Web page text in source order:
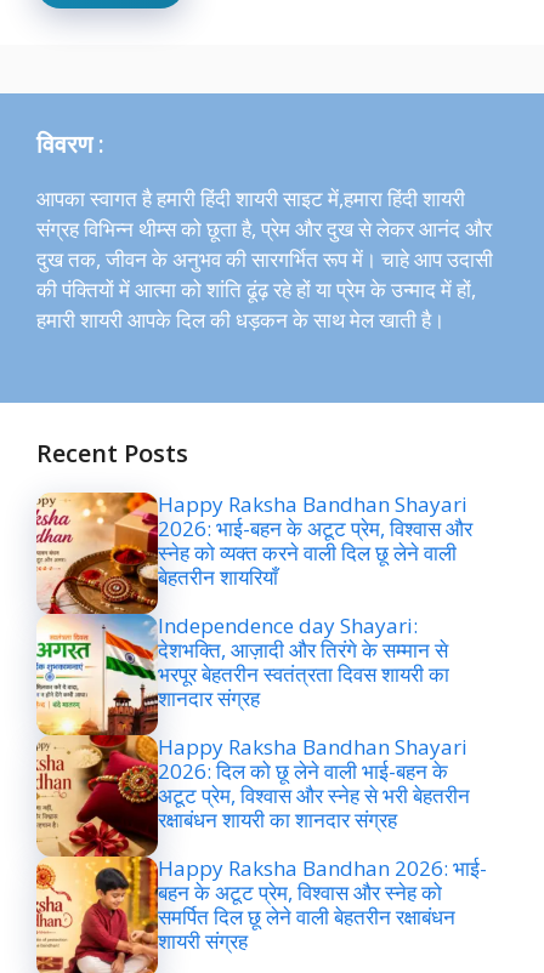
विवरण :
आपका स्वागत है हमारी हिंदी शायरी साइट में,हमारा हिंदी शायरी
संग्रह विभिन्न थीम्स को छूता है, प्रेम और दुख से लेकर आनंद और
दुख तक, जीवन के अनुभव की सारगर्भित रूप में। चाहे आप उदासी
की पंक्तियों में आत्मा को शांति ढूंढ़ रहे हों या प्रेम के उन्माद में हों,
हमारी शायरी आपके दिल की धड़कन के साथ मेल खाती है।
Recent Posts
Happy Raksha Bandhan Shayari
2026: भाई-बहन के अटूट प्रेम, विश्वास और
स्नेह को व्यक्त करने वाली दिल छू लेने वाली
बेहतरीन शायरियाँ
Independence day Shayari:
देशभक्ति, आज़ादी और तिरंगे के सम्मान से
भरपूर बेहतरीन स्वतंत्रता दिवस शायरी का
शानदार संग्रह
Happy Raksha Bandhan Shayari
2026: दिल को छू लेने वाली भाई-बहन के
अटूट प्रेम, विश्वास और स्नेह से भरी बेहतरीन
रक्षाबंधन शायरी का शानदार संग्रह
Happy Raksha Bandhan 2026: भाई-
बहन के अटूट प्रेम, विश्वास और स्नेह को
समर्पित दिल छू लेने वाली बेहतरीन रक्षाबंधन
शायरी संग्रह